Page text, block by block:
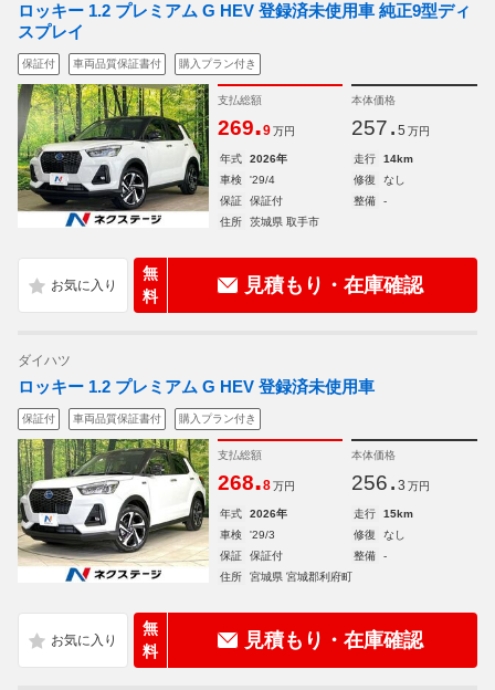
ロッキー 1.2 プレミアム G HEV 登録済未使用車 純正9型ディ
スプレイ
保証付 車両品質保証書付 購入プラン付き
支払総額
269.9 万円
本体価格
257. 5 万円
年式 2026年 走行
14km
車検
'29/4 修復
なし
保証
保証付 整備
-
住所
茨城県 取手市
無
料
見積もり・在庫確認
ダイハツ
ロッキー 1.2 プレミアム G HEV 登録済未使用車
保証付 車両品質保証書付 購入プラン付き
支払総額
268.8 万円
本体価格
256. 3 万円
年式 2026年 走行
15km
車検
'29/3 修復
なし
保証
保証付 整備
-
住所
宮城県 宮城郡利府町
無
料
見積もり・在庫確認